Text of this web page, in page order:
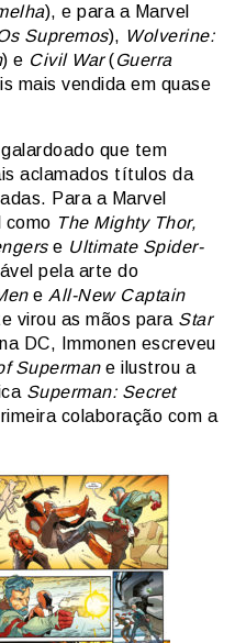
), e para a Marvel
Supremos), Wolverine:
) e Civil War(Guerra
mais vendida em quase
que tem
aclamados títulos da
Para a Marvel
como The Mighty Thor,
e Ultimate Spider-
pela arte do
e All-New Captain
virou as mãos para Star
DC, Immonen escreveu
Supermane ilustrou a
Superman: Secret
colaboração com a